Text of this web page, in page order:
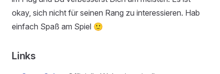
okay, sich nicht für seinen Rang zu interessieren. Hab
einfach Spaß am Spiel 🙂
Links